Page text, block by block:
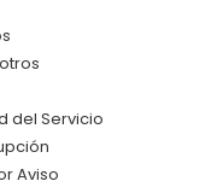
del Servicio
Aviso